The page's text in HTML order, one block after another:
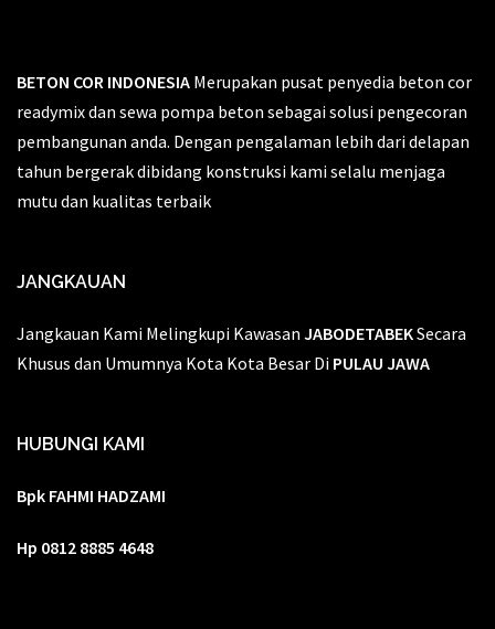
BETON COR INDONESIA Merupakan pusat penyedia beton cor
readymix dan sewa pompa beton sebagai solusi pengecoran
pembangunan anda. Dengan pengalaman lebih dari delapan
tahun bergerak dibidang konstruksi kami selalu menjaga
mutu dan kualitas terbaik
JANGKAUAN
Jangkauan Kami Melingkupi Kawasan JABODETABEKSecara
Khusus dan Umumnya Kota Kota Besar Di PULAU JAWA
HUBUNGI KAMI
Bpk FAHMI HADZAMI
Hp 0812 8885 4648